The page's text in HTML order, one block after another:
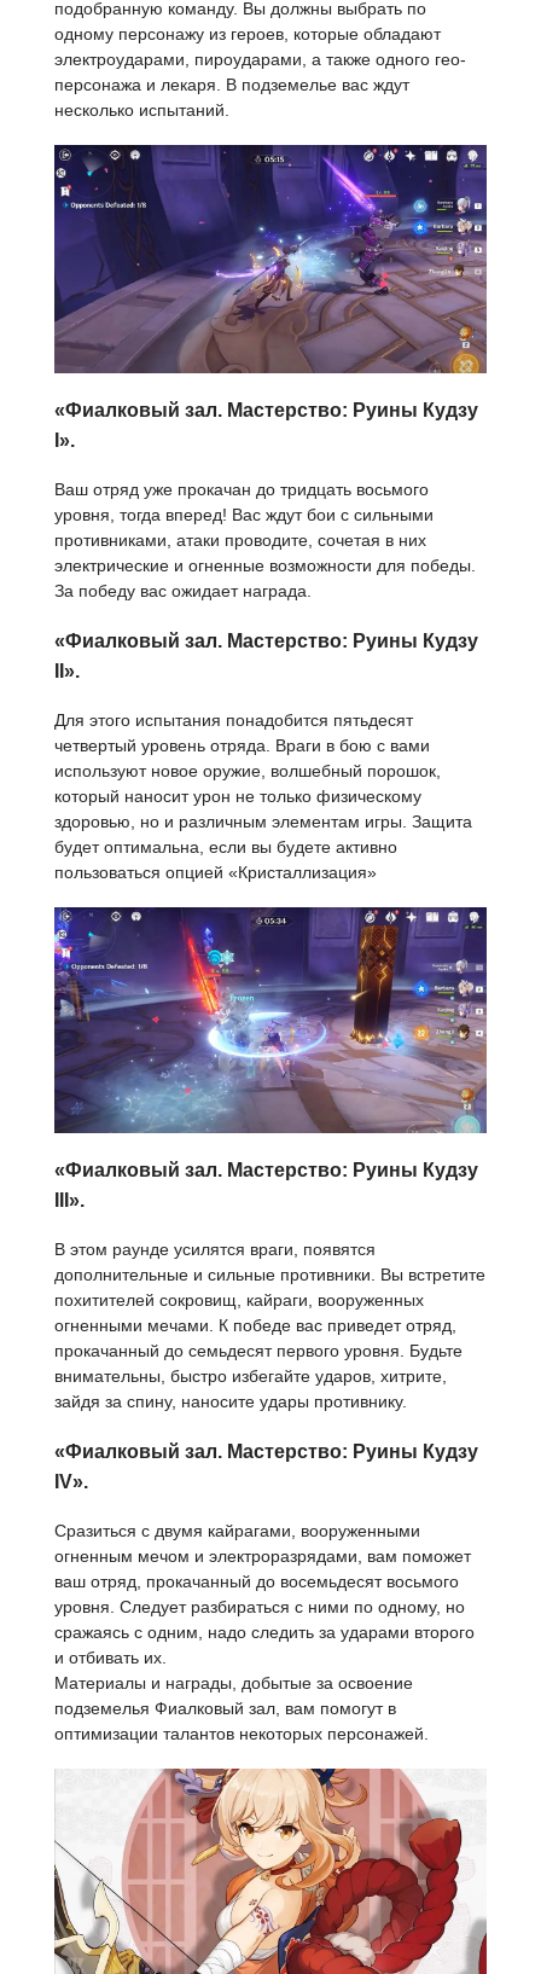
подобранную команду. Вы должны выбрать по
одному персонажу из героев, которые обладают
электроударами, пироударами, а также одного гео-
персонажа и лекаря. В подземелье вас ждут
несколько испытаний.
«Фиалковый зал. Мастерство: Руины Кудзу
I».
Ваш отряд уже прокачан до тридцать восьмого
уровня, тогда вперед! Вас ждут бои с сильными
противниками, атаки проводите, сочетая в них
электрические и огненные возможности для победы.
За победу вас ожидает награда.
«Фиалковый зал. Мастерство: Руины Кудзу
II».
Для этого испытания понадобится пятьдесят
четвертый уровень отряда. Враги в бою с вами
используют новое оружие, волшебный порошок,
который наносит урон не только физическому
здоровью, но и различным элементам игры. Защита
будет оптимальна, если вы будете активно
пользоваться опцией «Кристаллизация»
«Фиалковый зал. Мастерство: Руины Кудзу
III».
В этом раунде усилятся враги, появятся
дополнительные и сильные противники. Вы встретите
похитителей сокровищ, кайраги, вооруженных
огненными мечами. К победе вас приведет отряд,
прокачанный до семьдесят первого уровня. Будьте
внимательны, быстро избегайте ударов, хитрите,
зайдя за спину, наносите удары противнику.
«Фиалковый зал. Мастерство: Руины Кудзу
IV».
Сразиться с двумя кайрагами, вооруженными
огненным мечом и электроразрядами, вам поможет
ваш отряд, прокачанный до восемьдесят восьмого
уровня. Следует разбираться с ними по одному, но
сражаясь с одним, надо следить за ударами второго
и отбивать их.
Материалы и награды, добытые за освоение
подземелья Фиалковый зал, вам помогут в
оптимизации талантов некоторых персонажей.